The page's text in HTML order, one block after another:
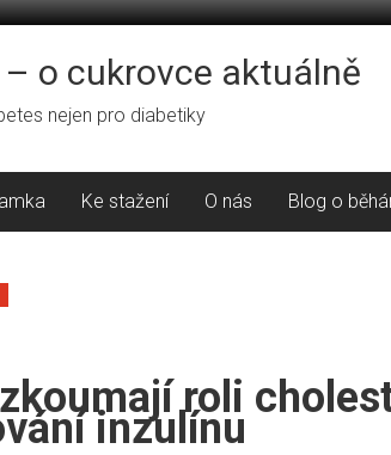
o cukrovce aktuálně
nejen pro diabetiky
Ke stažení O nás Blog o
roli
inzulínu